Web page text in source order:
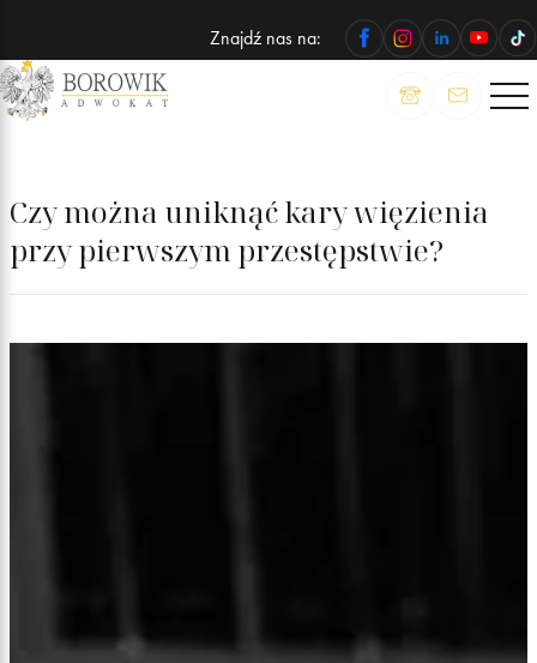
Znajdź nas na:
ADWOKAT
Wojciech
Czy można uniknąć kary więzienia
przy pierwszym przestępstwie?